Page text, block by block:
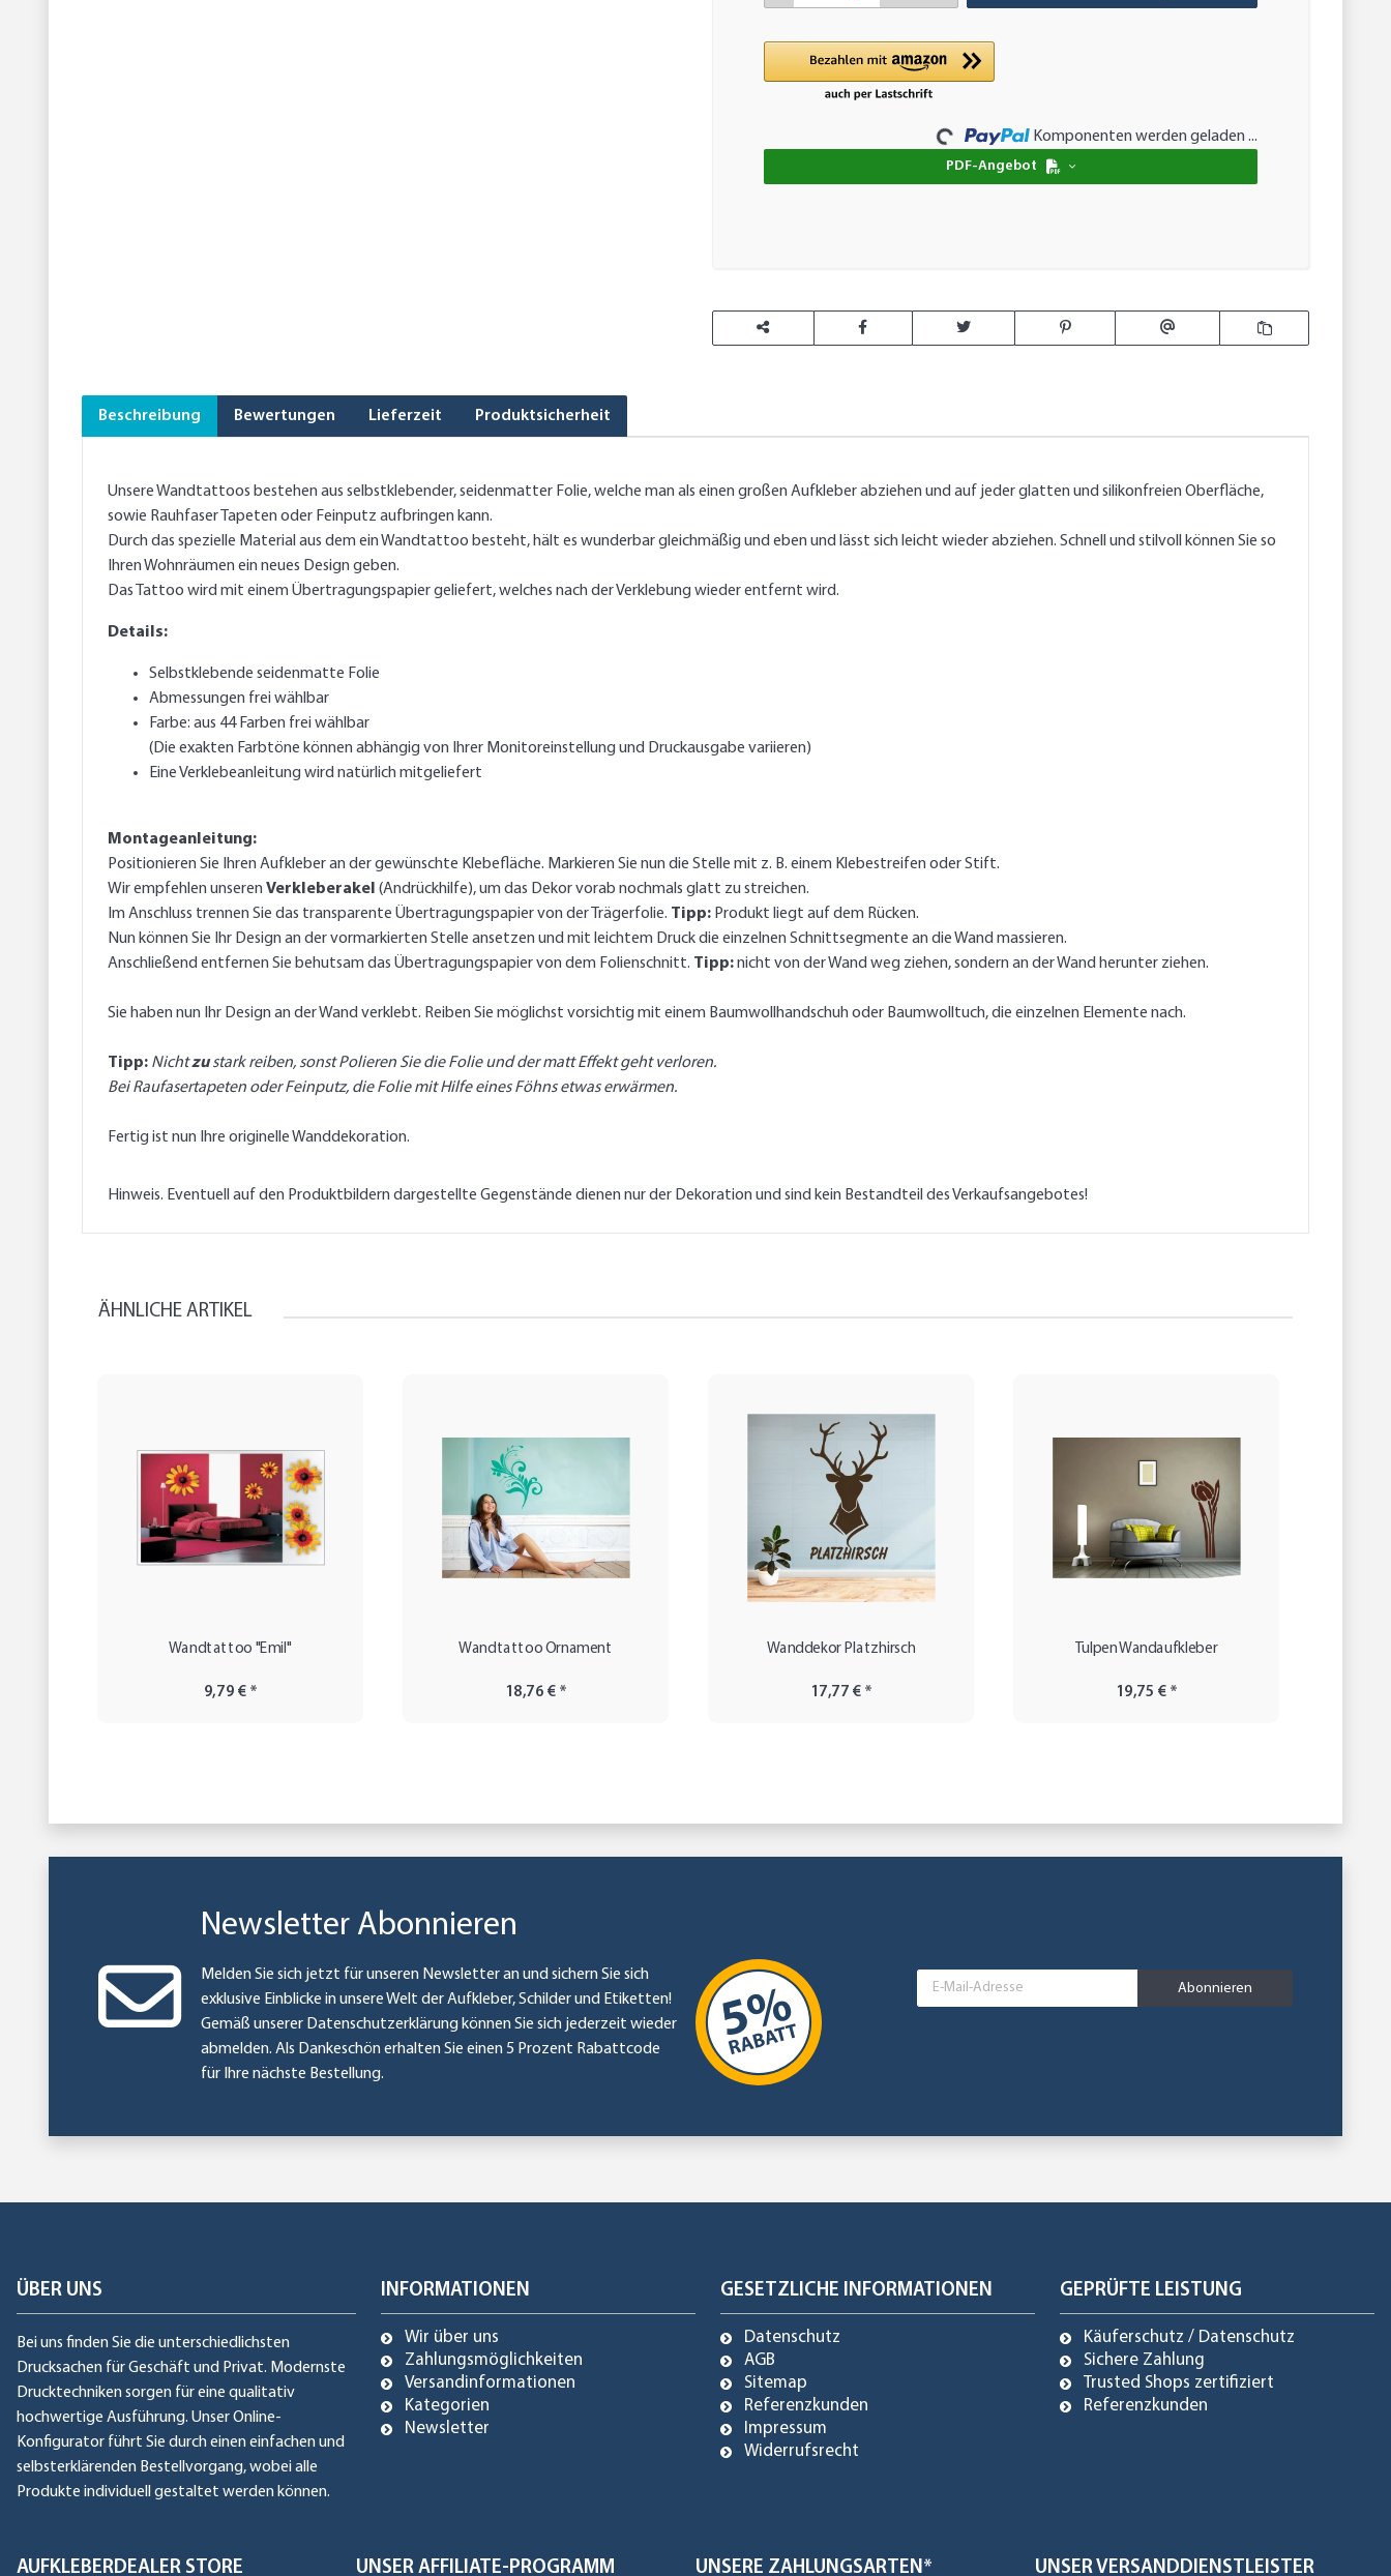
Loading... Komponenten werden geladen ...
PDF-Angebot
Beschreibung Bewertungen Lieferzeit Produktsicherheit
Unsere Wandtattoos bestehen aus selbstklebender, seidenmatter Folie, welche man als einen großen Aufkleber abziehen und auf jeder glatten und silikonfreien Oberfläche,
sowie Rauhfaser Tapeten oder Feinputz aufbringen kann.
Durch das spezielle Material aus dem ein Wandtattoo besteht, hält es wunderbar gleichmäßig und eben und lässt sich leicht wieder abziehen. Schnell und stilvoll können Sie so
Ihren Wohnräumen ein neues Design geben.
Das Tattoo wird mit einem Übertragungspapier geliefert, welches nach der Verklebung wieder entfernt wird.
Details:
Selbstklebende seidenmatte Folie
Abmessungen frei wählbar
Farbe: aus 44 Farben frei wählbar
(Die exakten Farbtöne können abhängig von Ihrer Monitoreinstellung und Druckausgabe variieren)
Eine Verklebeanleitung wird natürlich mitgeliefert
Montageanleitung:
Positionieren Sie Ihren Aufkleber an der gewünschte Klebefläche. Markieren Sie nun die Stelle mit z. B. einem Klebestreifen oder Stift.
Wir empfehlen unseren Verkleberakel (Andrückhilfe), um das Dekor vorab nochmals glatt zu streichen.
Im Anschluss trennen Sie das transparente Übertragungspapier von der Trägerfolie. Tipp: Produkt liegt auf dem Rücken.
Nun können Sie Ihr Design an der vormarkierten Stelle ansetzen und mit leichtem Druck die einzelnen Schnittsegmente an die Wand massieren.
Anschließend entfernen Sie behutsam das Übertragungspapier von dem Folienschnitt. Tipp:nicht von der Wand weg ziehen, sondern an der Wand herunter ziehen.
Sie haben nun Ihr Design an der Wand verklebt. Reiben Sie möglichst vorsichtig mit einem Baumwollhandschuh oder Baumwolltuch, die einzelnen Elemente nach.
Tipp: Nichtzustark reiben, sonst Polieren Sie die Folie und der matt Effekt geht verloren.
Bei Raufasertapeten oder Feinputz, die Folie mit Hilfe eines Föhns etwas erwärmen.
Fertig ist nun Ihre originelle Wanddekoration.
Hinweis. Eventuell auf den Produktbildern dargestellte Gegenstände dienen nur der Dekoration und sind kein Bestandteil des Verkaufsangebotes!
ÄHNLICHE ARTIKEL
Wandtattoo "Emil"
9,79 € *
Wandtattoo Ornament
18,76 € *
Wanddekor Platzhirsch
17,77 € *
Tulpen Wandaufkleber
19,75 € *
Newsletter Abonnieren
Melden Sie sich jetzt für unseren Newsletter an und sichern Sie sich
exklusive Einblicke in unsere Welt der Aufkleber, Schilder und Etiketten!
Gemäß unserer Datenschutzerklärungkönnen Sie sich jederzeit wieder
abmelden. Als Dankeschön erhalten Sie einen 5 Prozent Rabattcode
für Ihre nächste Bestellung.
Abonnieren
ÜBER UNS
Bei uns finden Sie die unterschiedlichsten
Drucksachen für Geschäft und Privat. Modernste
Drucktechniken sorgen für eine qualitativ
hochwertige Ausführung. Unser Online-
Konfigurator führt Sie durch einen einfachen und
selbsterklärenden Bestellvorgang, wobei alle
Produkte individuell gestaltet werden können.
INFORMATIONEN
Wir über uns
Zahlungsmöglichkeiten
Versandinformationen
Kategorien
Newsletter
GESETZLICHE INFORMATIONEN
Datenschutz
AGB
Sitemap
Referenzkunden
Impressum
Widerrufsrecht
GEPRÜFTE LEISTUNG
Käuferschutz / Datenschutz
Sichere Zahlung
Trusted Shops zertifiziert
Referenzkunden
AUFKLEBERDEALER STORE UNSER AFFILIATE-PROGRAMM UNSERE ZAHLUNGSARTEN* UNSER VERSANDDIENSTLEISTER